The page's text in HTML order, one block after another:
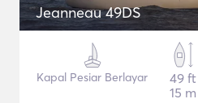
Jeanneau 49DS
Kapal Pesiar Berlayar
49 ft
15 m